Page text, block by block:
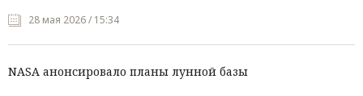
28 мая 2026 / 15:34
NASA анонсировало планы лунной базы